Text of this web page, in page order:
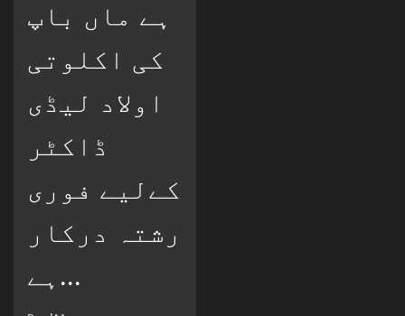
ہے ماں باپ
کی اکلوتی
اولاد لیڈی
ڈاکٹر
کےلیے فوری
رشتہ درکار
ہے...